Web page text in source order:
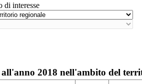
di interesse
2018 nell'ambito del